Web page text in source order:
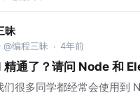
昧
@编程三昧 · 4年前
精通了？请问 Node 和
们很多同学都经常会使用到